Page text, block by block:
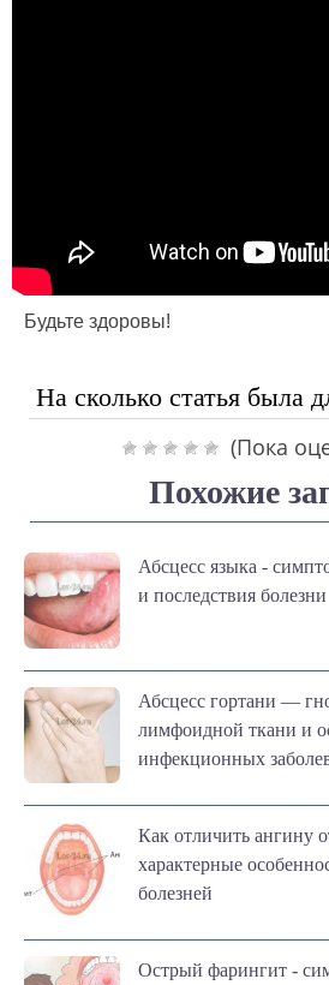
Будьте здоровы!
На сколько статья была
(Пока
Похожие
Абсцесс языка -
и последствия болезни
Абсцесс гортани —
лимфоидной ткани и
инфекционных
Как отличить ангину
характерные
болезней
Острый фарингит -